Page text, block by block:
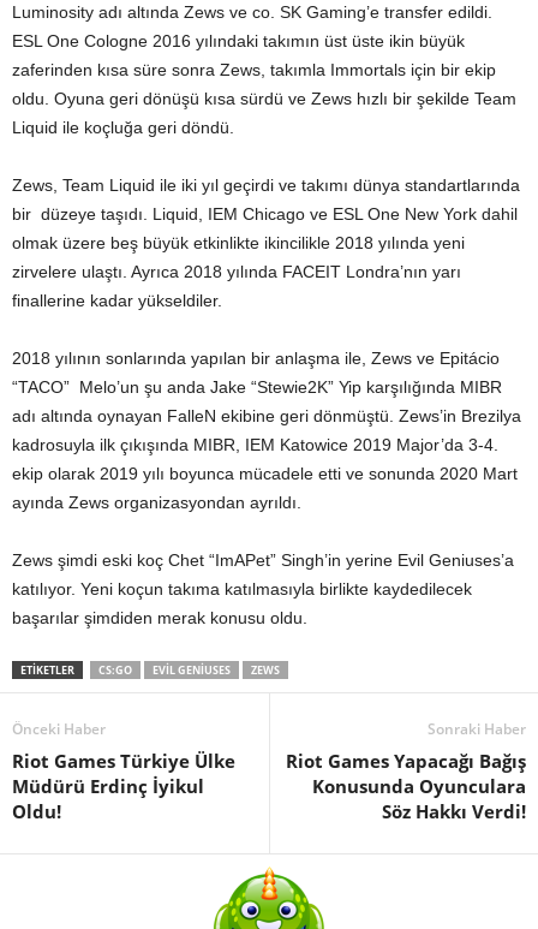
Luminosity adı altında Zews ve co. SK Gaming’e transfer edildi.
ESL One Cologne 2016 yılındaki takımın üst üste ikin büyük
zaferinden kısa süre sonra Zews, takımla Immortals için bir ekip
oldu. Oyuna geri dönüşü kısa sürdü ve Zews hızlı bir şekilde Team
Liquid ile koçluğa geri döndü.
Zews, Team Liquid ile iki yıl geçirdi ve takımı dünya standartlarında
bir düzeye taşıdı. Liquid, IEM Chicago ve ESL One New York dahil
olmak üzere beş büyük etkinlikte ikincilikle 2018 yılında yeni
zirvelere ulaştı. Ayrıca 2018 yılında FACEIT Londra’nın yarı
finallerine kadar yükseldiler.
2018 yılının sonlarında yapılan bir anlaşma ile, Zews ve Epitácio
“TACO” Melo’un şu anda Jake “Stewie2K” Yip karşılığında MIBR
adı altında oynayan FalleN ekibine geri dönmüştü. Zews’in Brezilya
kadrosuyla ilk çıkışında MIBR, IEM Katowice 2019 Major’da 3-4.
ekip olarak 2019 yılı boyunca mücadele etti ve sonunda 2020 Mart
ayında Zews organizasyondan ayrıldı.
Zews şimdi eski koç Chet “ImAPet” Singh’in yerine Evil Geniuses’a
katılıyor. Yeni koçun takıma katılmasıyla birlikte kaydedilecek
başarılar şimdiden merak konusu oldu.
ETIKETLER CS:GO EVIL GENIUSES ZEWS
Önceki Haber
Riot Games Türkiye Ülke
Müdürü Erdinç İyikul
Oldu!
Sonraki Haber
Riot Games Yapacağı Bağış
Konusunda Oyunculara
Söz Hakkı Verdi!